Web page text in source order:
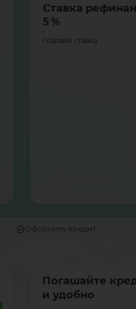
Ставка
5 %
-
годовая ставка
Оформить кредит
Погашайте
и удобно